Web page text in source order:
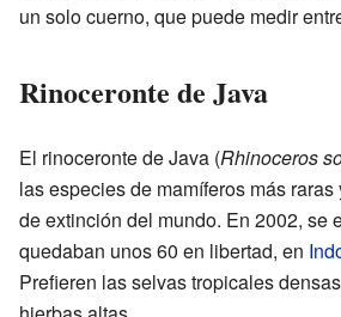
un solo cuerno, que puede medir
Rinoceronte de Java
El rinoceronte de Java (Rhinoceros
las especies de mamíferos más
de extinción del mundo. En 2002, se
quedaban unos 60 en libertad, en
Prefieren las selvas tropicales